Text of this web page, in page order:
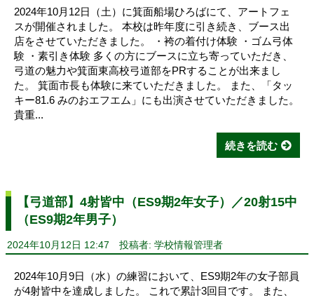
2024年10月12日（土）に箕面船場ひろばにて、アートフェ
スが開催されました。 本校は昨年度に引き続き、ブース出
店をさせていただきました。 ・袴の着付け体験 ・ゴム弓体
験 ・素引き体験 多くの方にブースに立ち寄っていただき、
弓道の魅力や箕面東高校弓道部をPRすることが出来まし
た。 箕面市長も体験に来ていただきました。 また、「タッ
キー81.6 みのおエフエム」にも出演させていただきました。
貴重...
続きを読む
【弓道部】4射皆中（ES9期2年女子）／20射15中
（ES9期2年男子）
2024年10月12日 12:47 投稿者: 学校情報管理者
2024年10月9日（水）の練習において、ES9期2年の女子部員
が4射皆中を達成しました。 これで累計3回目です。 また、